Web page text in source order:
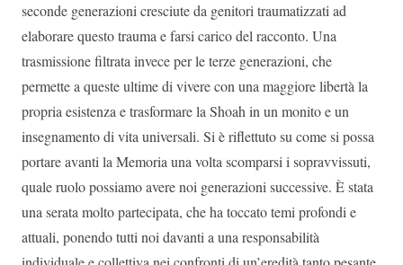
seconde generazioni cresciute da genitori traumatizzati ad
elaborare questo trauma e farsi carico del racconto. Una
trasmissione filtrata invece per le terze generazioni, che
permette a queste ultime di vivere con una maggiore libertà la
propria esistenza e trasformare la Shoah in un monito e un
insegnamento di vita universali. Si è riflettuto su come si possa
portare avanti la Memoria una volta scomparsi i sopravvissuti,
quale ruolo possiamo avere noi generazioni successive. È stata
una serata molto partecipata, che ha toccato temi profondi e
attuali, ponendo tutti noi davanti a una responsabilità